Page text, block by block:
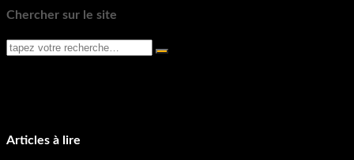
Chercher sur le site
Articles à lire